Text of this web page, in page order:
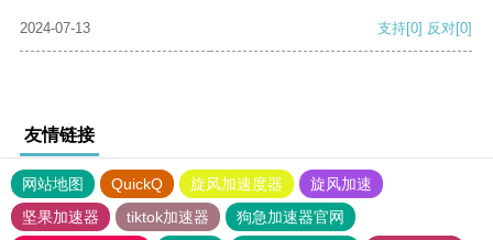
2024-07-13 支持[0] 反对[0]
友情链接
网站地图 QuickQ 旋风加速度器
旋风加速
坚果加速器
tiktok加速器
狗急加速器官网